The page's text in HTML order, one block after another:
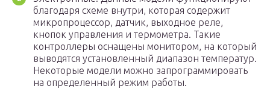
благодаря схеме внутри, которая содержит
микропроцессор, датчик, выходное реле,
кнопок управления и термометра. Такие
контроллеры оснащены монитором, на который
выводятся установленный диапазон температур.
Некоторые модели можно запрограммировать
на определенный режим работы.